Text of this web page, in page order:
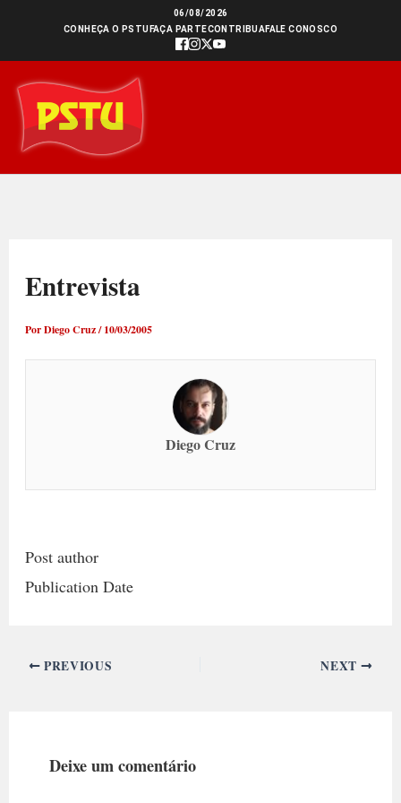
conteúdo
06/08/2026
CONHEÇA O PSTU FAÇA PARTECONTRIBUAFALE CONOSCO
Entrevista
PorDiego Cruz/10/03/2005
Diego Cruz
Post author
Publication Date
PREVIOUS NEXT
Deixe um comentário